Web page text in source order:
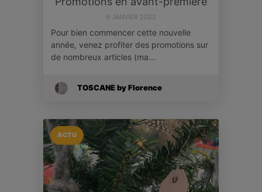
6 JANVIER 2022
Pour bien commencer cette nouvelle
année, venez profiter des promotions sur
de nombreux articles (ma…
TOSCANE by Florence
ACTU